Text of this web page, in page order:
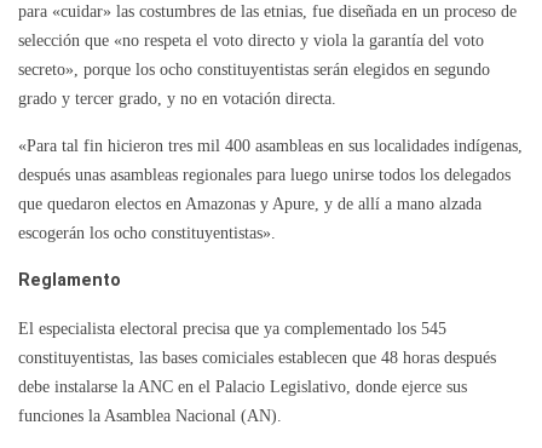
para «cuidar» las costumbres de las etnias, fue diseñada en un proceso de
selección que «no respeta el voto directo y viola la garantía del voto
secreto», porque los ocho constituyentistas serán elegidos en segundo
grado y tercer grado, y no en votación directa.
«Para tal fin hicieron tres mil 400 asambleas en sus localidades indígenas,
después unas asambleas regionales para luego unirse todos los delegados
que quedaron electos en Amazonas y Apure, y de allí a mano alzada
escogerán los ocho constituyentistas».
Reglamento
El especialista electoral precisa que ya complementado los 545
constituyentistas, las bases comiciales establecen que 48 horas después
debe instalarse la ANC en el Palacio Legislativo, donde ejerce sus
funciones la Asamblea Nacional (AN).